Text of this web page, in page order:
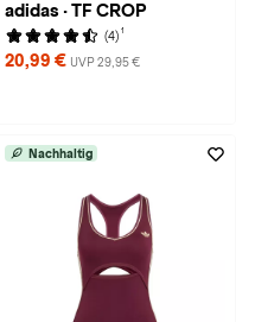
adidas · TF CROP
(4) 1
20,99 € UVP 29,95 €
Nachhaltig